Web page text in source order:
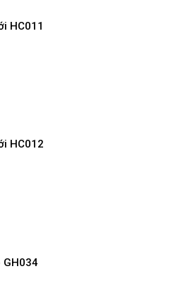
HC011
HC012
GH034